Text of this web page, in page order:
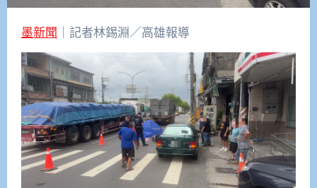
墨新聞 ｜記者林錫淵／高雄報導